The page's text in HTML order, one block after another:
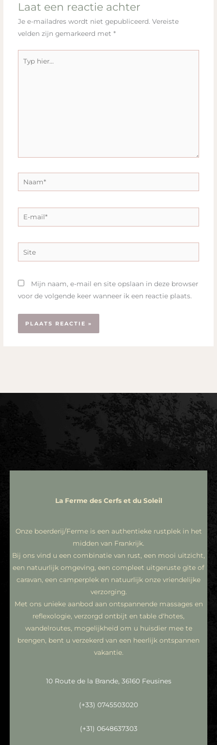
Laat een reactie achter
Je e-mailadres wordt niet gepubliceerd. Vereiste
velden zijn gemarkeerd met *
hier...
Naam*
E-
mail*
Site
Mijn naam, e-mail en site opslaan in deze browser
voor de volgende keer wanneer ik een reactie plaats.
La Ferme des Cerfs et du Soleil
Onze boerderij/Ferme is een authentieke rustplek in het
midden van Frankrijk.
Bij ons vind u een combinatie van rust, een mooi uitzicht,
een natuurlijk omgeving, een compleet uitgeruste gite of
caravan, een camperplek en natuurlijk onze vriendelijke
verzorging.
Met ons unieke aanbod aan ontspannende massages en
reflexologie, verzorgd ontbijt en table d'hotes,
wandelroutes, mogelijkheid om u huisdier mee te
brengen, bent u verzekerd van een heerlijk ontspannen
vakantie.
10 Route de la Brande, 36160 Feusines
(+33) 0745503020
(+31) 0648637303